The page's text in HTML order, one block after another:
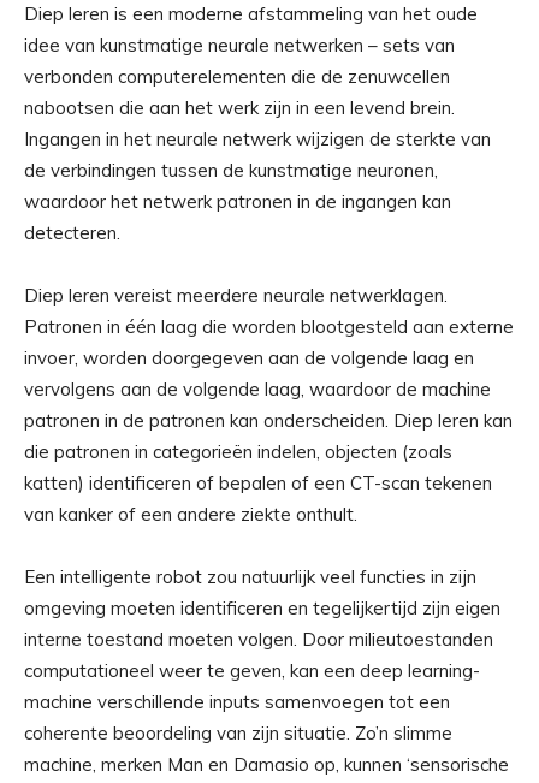
Diep leren is een moderne afstammeling van het oude
idee van kunstmatige neurale netwerken – sets van
verbonden computerelementen die de zenuwcellen
nabootsen die aan het werk zijn in een levend brein.
Ingangen in het neurale netwerk wijzigen de sterkte van
de verbindingen tussen de kunstmatige neuronen,
waardoor het netwerk patronen in de ingangen kan
detecteren.
Diep leren vereist meerdere neurale netwerklagen.
Patronen in één laag die worden blootgesteld aan externe
invoer, worden doorgegeven aan de volgende laag en
vervolgens aan de volgende laag, waardoor de machine
patronen in de patronen kan onderscheiden. Diep leren kan
die patronen in categorieën indelen, objecten (zoals
katten) identificeren of bepalen of een CT-scan tekenen
van kanker of een andere ziekte onthult.
Een intelligente robot zou natuurlijk veel functies in zijn
omgeving moeten identificeren en tegelijkertijd zijn eigen
interne toestand moeten volgen. Door milieutoestanden
computationeel weer te geven, kan een deep learning-
machine verschillende inputs samenvoegen tot een
coherente beoordeling van zijn situatie. Zo’n slimme
machine, merken Man en Damasio op, kunnen ‘sensorische